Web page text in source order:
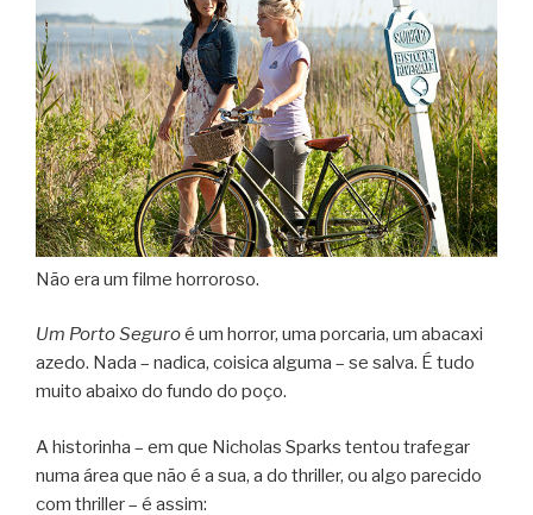
Não era um filme horroroso.
Um Porto Seguroé um horror, uma porcaria, um abacaxi
azedo. Nada – nadica, coisica alguma – se salva. É tudo
muito abaixo do fundo do poço.
A historinha – em que Nicholas Sparks tentou trafegar
numa área que não é a sua, a do thriller, ou algo parecido
com thriller – é assim: